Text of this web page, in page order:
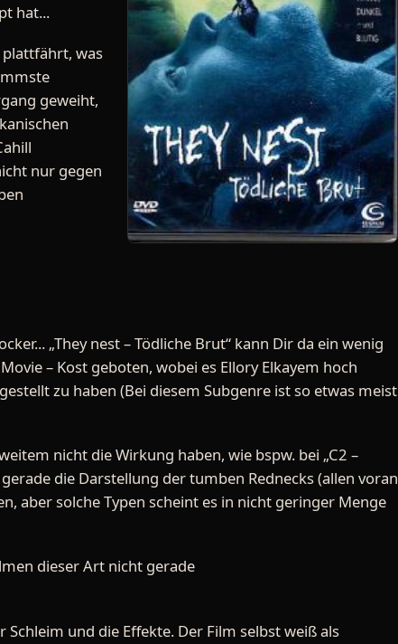
hat...
plattfährt, was
geweiht,
nur gegen
„They nest – Tödliche Brut“ kann Dir da ein wenig
– Kost geboten, wobei es Ellory Elkayem hoch
zu haben (Bei diesem Subgenre ist so etwas meist
nicht die Wirkung haben, wie bspw. bei „C2 –
die Darstellung der tumben Rednecks (allen voran
aber solche Typen scheint es in nicht geringer Menge
dieser Art nicht gerade
und die Effekte. Der Film selbst weiß als